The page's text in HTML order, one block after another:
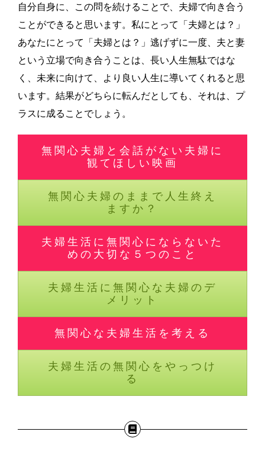
自分自身に、この問を続けることで、夫婦で向き合う
ことができると思います。私にとって「夫婦とは？」
あなたにとって「夫婦とは？」逃げずに一度、夫と妻
という立場で向き合うことは、長い人生無駄ではな
く、未来に向けて、より良い人生に導いてくれると思
います。結果がどちらに転んだとしても、それは、プ
ラスに成ることでしょう。
無関心夫婦と会話がない夫婦に
観てほしい映画
無関心夫婦のままで人生終え
ますか？
夫婦生活に無関心にならないた
めの大切な５つのこと
夫婦生活に無関心な夫婦のデ
メリット
無関心な夫婦生活を考える
夫婦生活の無関心をやっつけ
る